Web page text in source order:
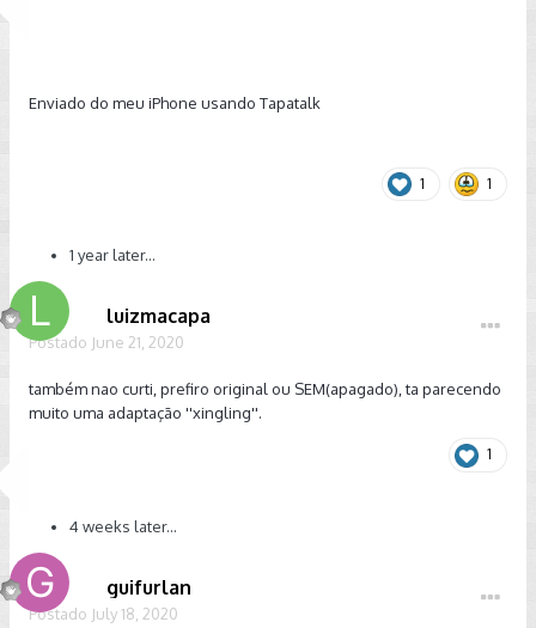
Enviado do meu iPhone usando Tapatalk
1 1
1 year later...
luizmacapa
Postado June 21, 2020
também nao curti, prefiro original ou SEM(apagado), ta parecendo
muito uma adaptação ''xingling''.
1
4 weeks later...
guifurlan
Postado July 18, 2020